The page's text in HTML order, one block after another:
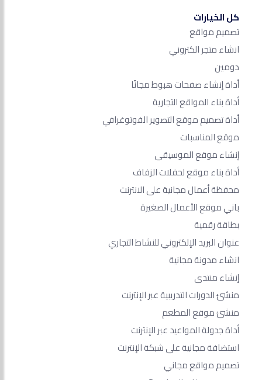
كل الخيارات
تصميم مواقع
انشاء متجر الكتروني
دومين
أداة إنشاء صفحات هبوط مجانًا
أداة بناء المواقع التجارية
أداة تصميم موقع التصوير الفوتوغرافي
موقع المناسبات
إنشاء موقع الموسيقى
أداة بناء موقع لحفلات الزفاف
محفظة أعمال مجانية على الانترنت
باني موقع الأعمال الصغيرة
بطاقة رقمية
عنوان البريد الإلكتروني للنشاط التجاري
انشاء مدونة مجانية
إنشاء منتدى
منشئ الدورات التدريبية عبر الإنترنت
منشئ موقع المطعم
أداة جدولة المواعيد عبر الإنترنت
استضافة مجانية على شبكة الإنترنت
تصميم مواقع مجاني